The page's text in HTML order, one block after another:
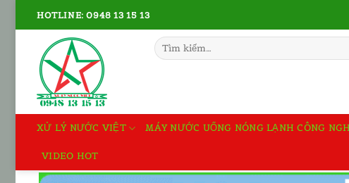
dung
HOTLINE: 0948 13 15 13
Tìm
kiếm:
XỬ LÝ NƯỚC VIỆT MÁY NƯỚC UỐNG NÓNG LẠNH CÔNG
VIDEO HOT